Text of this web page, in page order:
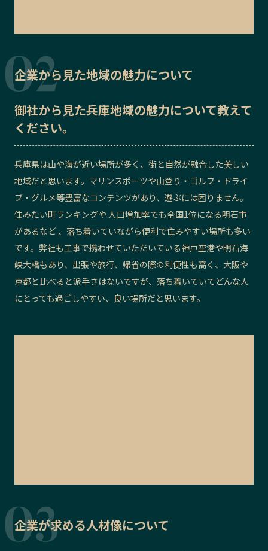
企業から見た地域の魅力について
御社から見た兵庫地域の魅力について教えて
ください。
兵庫県は山や海が近い場所が多く、街と自然が融合した美しい
地域だと思います。マリンスポーツや山登り・ゴルフ・ドライ
ブ・グルメ等豊富なコンテンツがあり、遊ぶには困りません。
住みたい町ランキングや 人口増加率でも全国1位になる明石市
があるなど 、落ち着いていながら便利で住みやすい場所も多い
です。弊社も工事で携わせていただいている神戸空港や明石海
峡大橋もあり、出張や旅行、帰省の際の利便性も高く、大阪や
京都と比べると派手さはないですが、落ち着いていてどんな人
にとっても過ごしやすい、良い場所だと思います。
企業が求める人材像について